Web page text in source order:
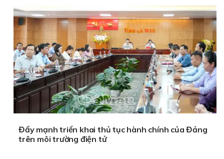
Đẩy mạnh triển khai thủ tục hành chính của Đảng
trên môi trường điện tử